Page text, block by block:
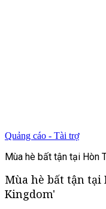
Quảng cáo - Tài trợ
Mùa hè bất tận tại Hòn
Mùa hè bất tận tại
Kingdom'